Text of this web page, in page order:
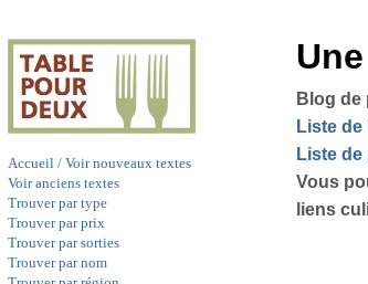
Accueil / Voir nouveaux textes
Voir anciens textes
Trouver par type
Trouver par prix
Trouver par sorties
Trouver par nom
Blog de
Liste
Liste
Vous
liens